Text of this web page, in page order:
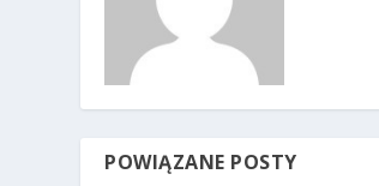
POWIĄZANE POSTY